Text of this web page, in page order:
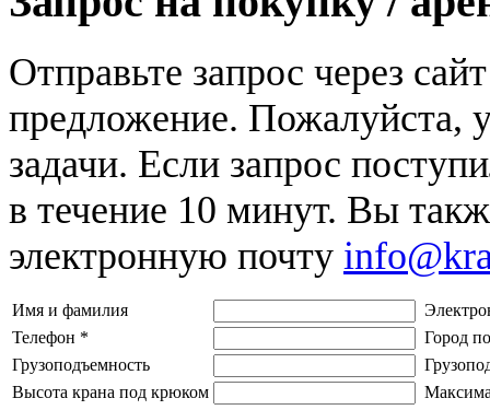
Отправьте запрос через
предложение. Пожалуйста,
задачи. Если запрос
в течение 10 минут. Вы
электронную почту
Имя и фамилия
Телефон *
Город
Грузоподъемность
Высота крана под крюком